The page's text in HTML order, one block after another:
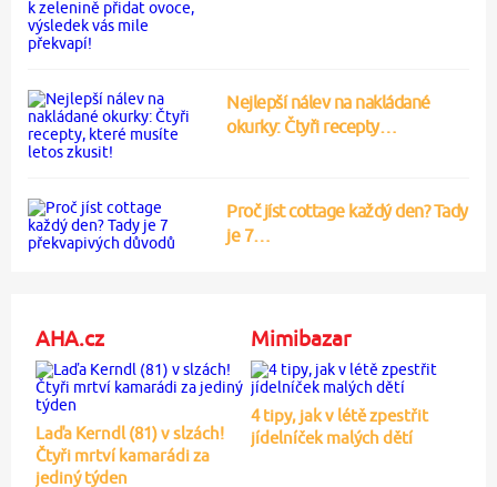
Nejlepší nálev na nakládané
okurky: Čtyři recepty…
Proč jíst cottage každý den? Tady
je 7…
AHA.cz
Laďa Kerndl (81) v slzách!
Čtyři mrtví kamarádi za
jediný týden
Mimibazar
4 tipy, jak v létě zpestřit
jídelníček malých dětí